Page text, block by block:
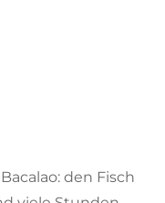
den Fisch